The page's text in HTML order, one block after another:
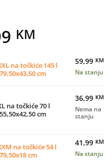
KM
range:
4,49 KM
59,99 KM
58x79,50x43,50 cm količina
na točkiće 145 l
cm
59,99 KM
Na stanju
na točkiće 70 l
cm
36,99 KM
Nema na
stanju
58x79,50x18 cm količina
na točkiće 54 l
cm
41,99 KM
Na stanju